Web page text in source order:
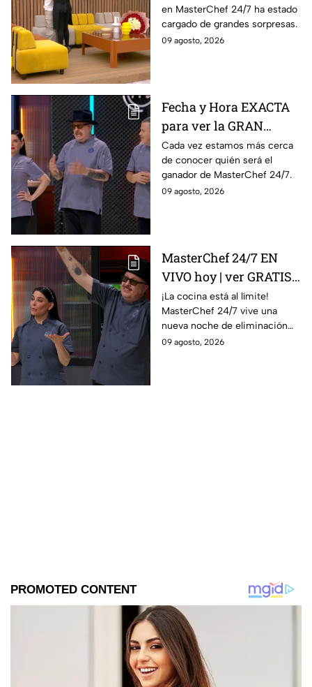
MasterChef 24/7 este
domingo 9 de agosto
en MasterChef 24/7 ha estado
cargado de grandes sorpresas.
09 agosto, 2026
Fecha y Hora EXACTA
para ver la GRAN
FINAL de MasterChef
24/7
Cada vez estamos más cerca
de conocer quién será el
ganador de MasterChef 24/7.
09 agosto, 2026
MasterChef 24/7 EN
VIVO hoy | ver GRATIS
en línea la transmisión
del domingo de
ELIMINACIÓN del 09 de
agosto de la edición
¡La cocina está al límite!
MasterChef 24/7 vive una
nueva noche de eliminación
donde un cocinero tendrá que
09 agosto, 2026